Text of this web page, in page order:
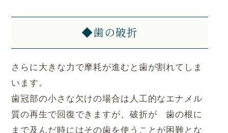
◆歯の破折
さらに大きな力で摩耗が進むと歯が割れてしま
います。
歯冠部の小さな欠けの場合は人工的なエナメル
質の再生で回復できますが、破折が 歯の根に
まで及んだ時にはその歯を使うことが困難とな